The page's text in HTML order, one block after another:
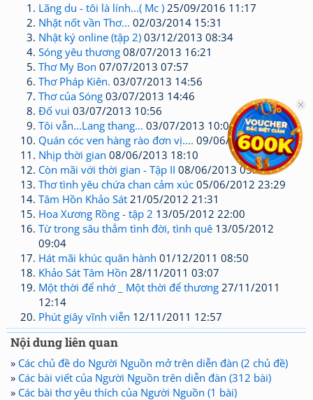
Lãng du - tôi là lính...( Mc ) 25/09/2016 11:17
Nhặt nốt vần Thơ... 02/03/2014 15:31
Nhật ký online (tập 2) 03/12/2013 08:34
Sóng yêu thương 08/07/2013 16:21
Thơ My Bon 07/07/2013 07:57
Thơ Pháp Kiên. 03/07/2013 14:56
Thơ của Sóng 03/07/2013 14:46
Đố vui 03/07/2013 10:56
Tôi vẫn...Lang thang... 03/07/2013 10:04
Quán cóc ven hàng rào đơn vị.... 09/06/2013 15:29
Nhịp thời gian 08/06/2013 18:10
Còn mãi với thời gian - Tập II 08/06/2013 05:47
Thơ tình yêu chứa chan cảm xúc 05/06/2012 23:29
Tâm Hồn Khảo Sát 21/05/2012 21:31
Hoa Xương Rồng - tập 2 13/05/2012 22:00
Từ trong sâu thẳm tình đời, tình quê 13/05/2012
09:04
Hát mãi khúc quân hành 01/12/2011 08:50
Khảo Sát Tâm Hồn 28/11/2011 03:07
Một thời để nhớ _ Một thời để thương 27/11/2011
12:14
Phút giây vĩnh viễn 12/11/2011 12:57
Nội dung liên quan
» Các chủ đề do Người Nguồn mở trên diễn đàn (2 chủ đề)
» Các bài viết của Người Nguồn trên diễn đàn (312 bài)
» Các bài thơ yêu thích của Người Nguồn (1 bài)